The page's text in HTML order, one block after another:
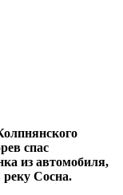
спас
из автомобиля,
реку Сосна.